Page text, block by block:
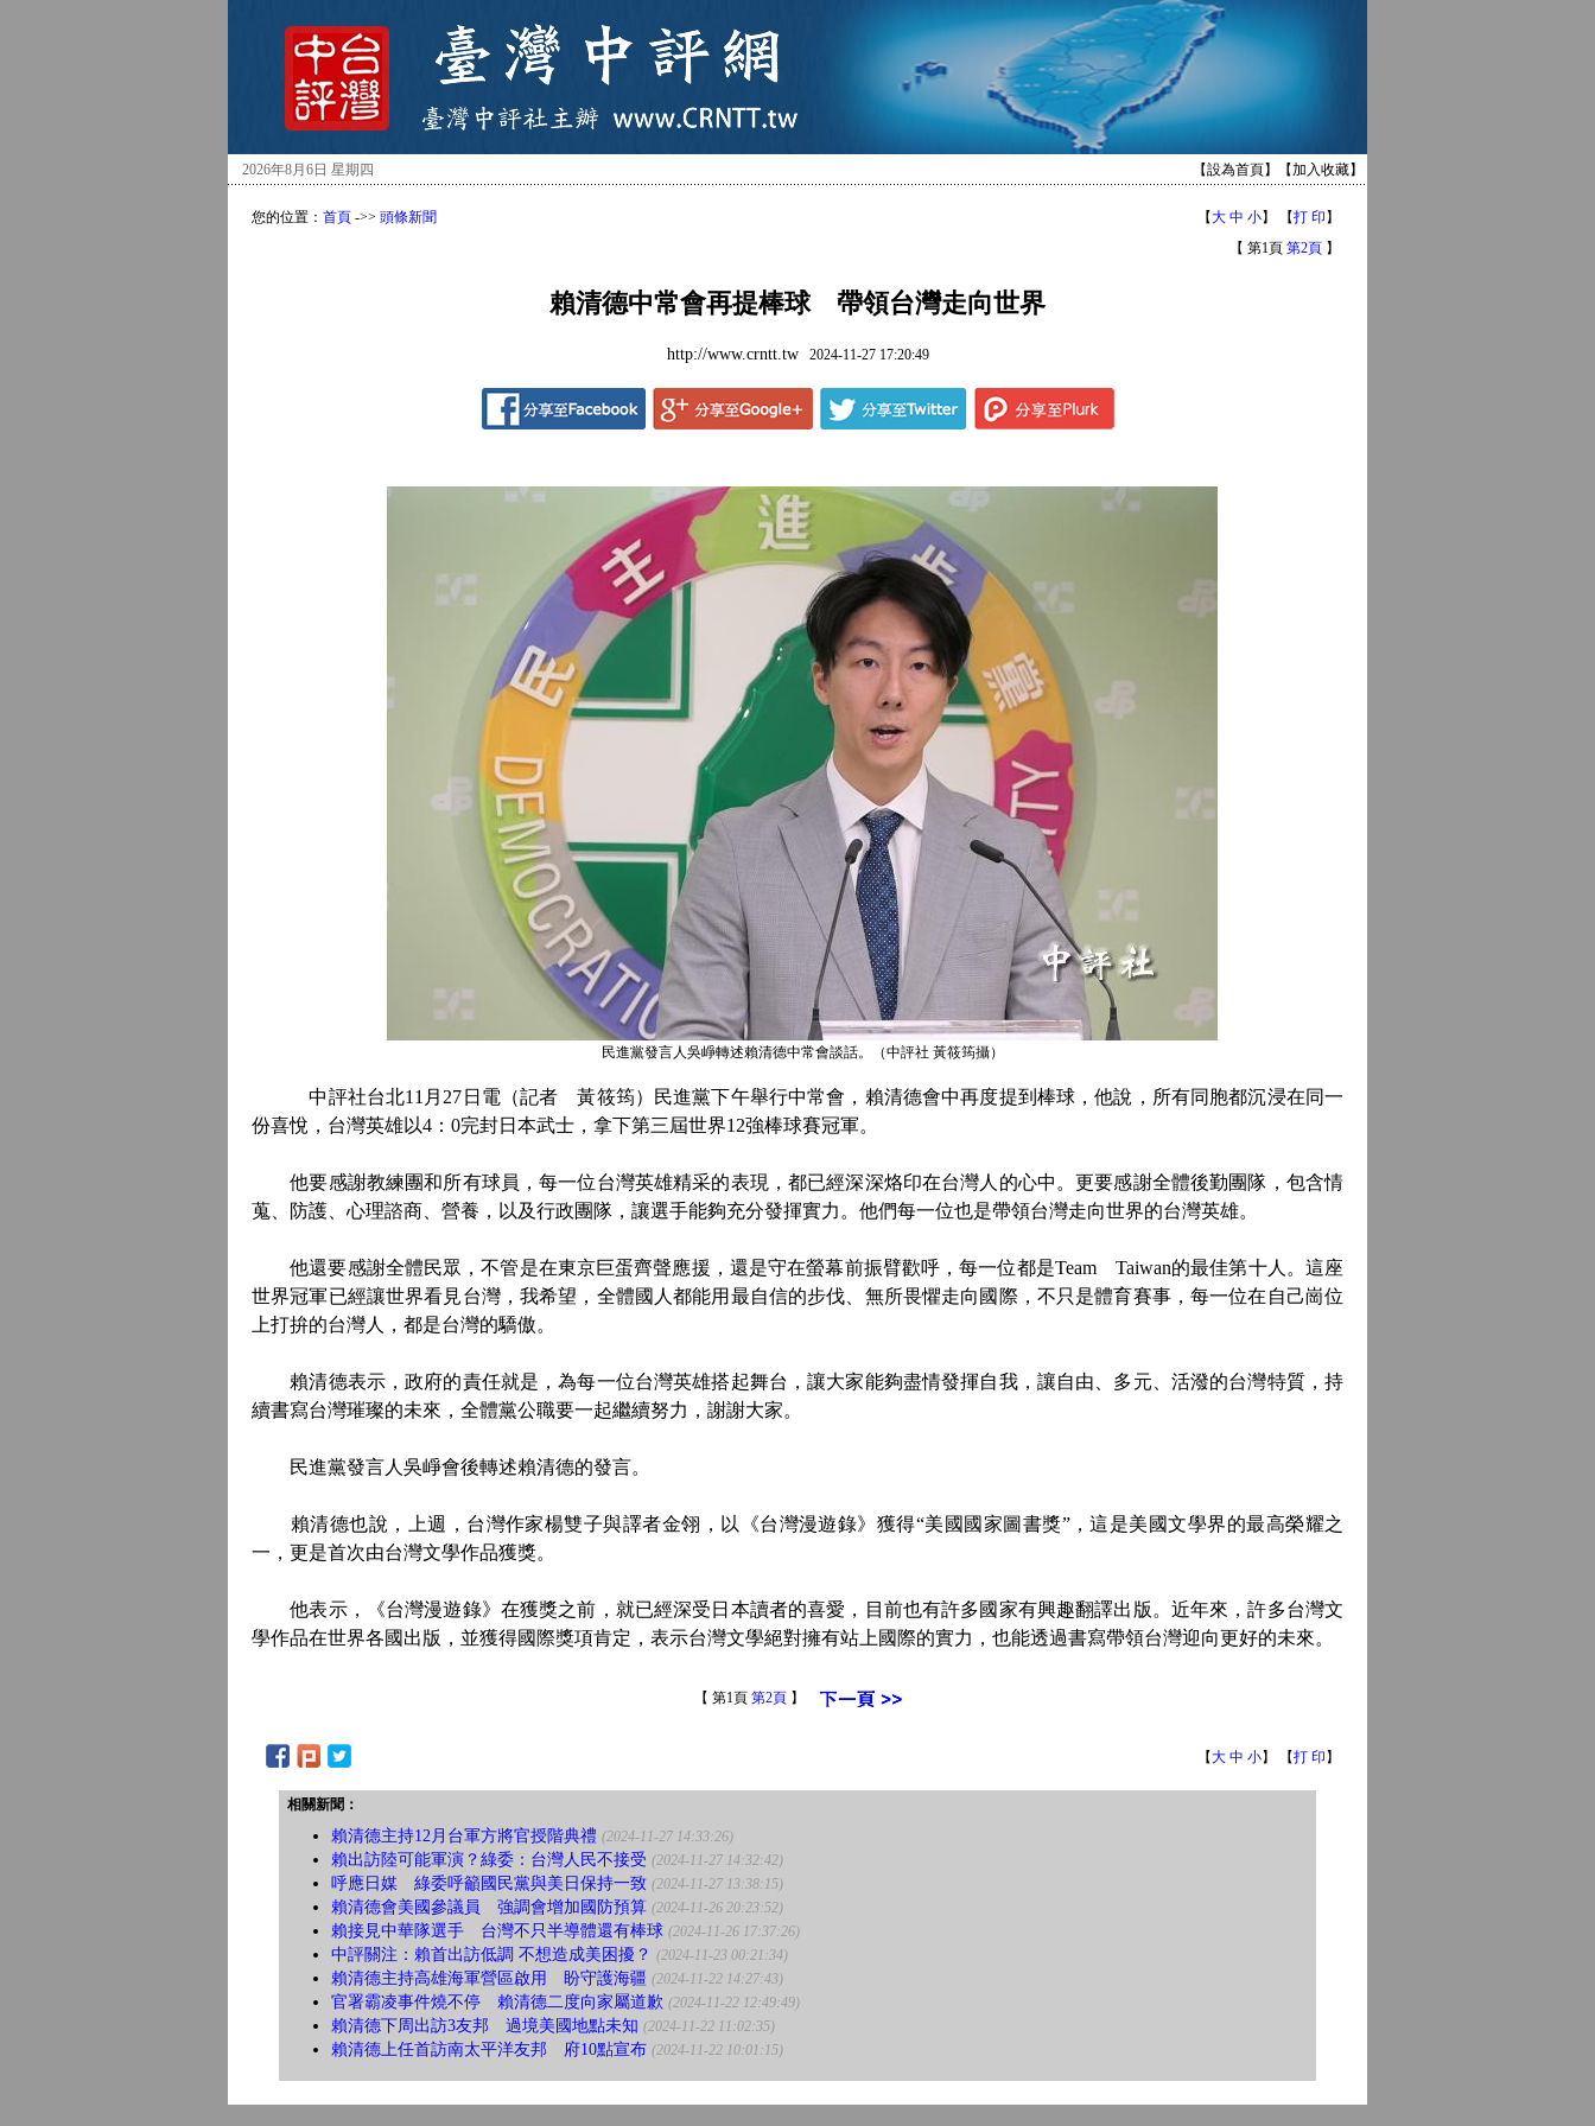
2026年8月6日 星期四 【設為首頁】【加入收藏】
您的位置： 首頁 ->> 頭條新聞 【大 中 小】 【打 印 】
【 第1頁 第2頁 】
賴清德中常會再提棒球 帶領台灣走向世界
http://www.crntt.tw2024-11-27 17:20:49
民進黨發言人吳崢轉述賴清德中常會談話。（中評社 黃筱筠攝）
中評社台北11月27日電（記者 黃筱筠）民進黨下午舉行中常會，賴清德會中再度提到棒球，他說，所有同胞都沉浸在同一
份喜悅，台灣英雄以4：0完封日本武士，拿下第三屆世界12強棒球賽冠軍。
他要感謝教練團和所有球員，每一位台灣英雄精采的表現，都已經深深烙印在台灣人的心中。更要感謝全體後勤團隊，包含情
蒐、防護、心理諮商、營養，以及行政團隊，讓選手能夠充分發揮實力。他們每一位也是帶領台灣走向世界的台灣英雄。
他還要感謝全體民眾，不管是在東京巨蛋齊聲應援，還是守在螢幕前振臂歡呼，每一位都是Team Taiwan的最佳第十人。這座
世界冠軍已經讓世界看見台灣，我希望，全體國人都能用最自信的步伐、無所畏懼走向國際，不只是體育賽事，每一位在自己崗位
上打拚的台灣人，都是台灣的驕傲。
賴清德表示，政府的責任就是，為每一位台灣英雄搭起舞台，讓大家能夠盡情發揮自我，讓自由、多元、活潑的台灣特質，持
續書寫台灣璀璨的未來，全體黨公職要一起繼續努力，謝謝大家。
民進黨發言人吳崢會後轉述賴清德的發言。
賴清德也說，上週，台灣作家楊雙子與譯者金翎，以《台灣漫遊錄》獲得“美國國家圖書獎”，這是美國文學界的最高榮耀之
一，更是首次由台灣文學作品獲獎。
他表示，《台灣漫遊錄》在獲獎之前，就已經深受日本讀者的喜愛，目前也有許多國家有興趣翻譯出版。近年來，許多台灣文
學作品在世界各國出版，並獲得國際獎項肯定，表示台灣文學絕對擁有站上國際的實力，也能透過書寫帶領台灣迎向更好的未來。
【 第1頁 第2頁】
【大 中 小】 【打 印 】
相關新聞：
賴清德主持12月台軍方將官授階典禮 (2024-11-27 14:33:26)
賴出訪陸可能軍演？綠委：台灣人民不接受 (2024-11-27 14:32:42)
呼應日媒 綠委呼籲國民黨與美日保持一致 (2024-11-27 13:38:15)
賴清德會美國參議員 強調會增加國防預算 (2024-11-26 20:23:52)
賴接見中華隊選手 台灣不只半導體還有棒球 (2024-11-26 17:37:26)
中評關注：賴首出訪低調 不想造成美困擾？ (2024-11-23 00:21:34)
賴清德主持高雄海軍營區啟用 盼守護海疆 (2024-11-22 14:27:43)
官署霸凌事件燒不停 賴清德二度向家屬道歉 (2024-11-22 12:49:49)
賴清德下周出訪3友邦 過境美國地點未知 (2024-11-22 11:02:35)
賴清德上任首訪南太平洋友邦 府10點宣布 (2024-11-22 10:01:15)